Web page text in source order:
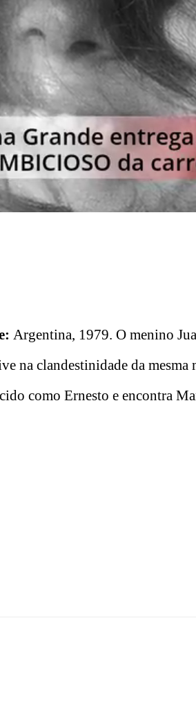
Argentina, 1979. O menino
na clandestinidade da mesma
como Ernesto e encontra